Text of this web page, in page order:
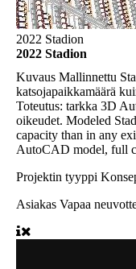
2022 Stadion
2022 Stadion
Kuvaus Mallinnettu
katsojapaikkamäärä
Toteutus: tarkka 3D
oikeudet. Modeled
capacity than in any
AutoCAD model, full
Projektin tyyppi
Asiakas Vapaa